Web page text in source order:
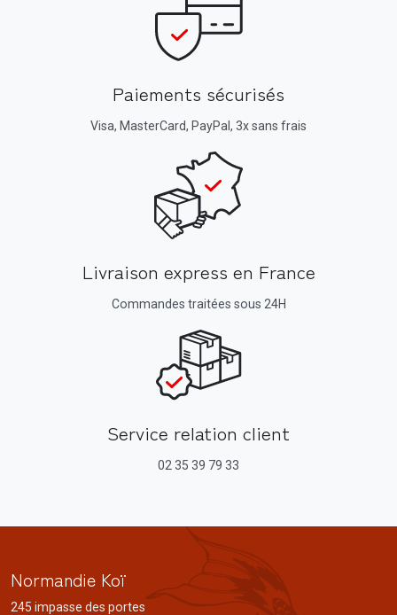
Paiements sécurisés
Visa, MasterCard, PayPal, 3x sans frais
Livraison express en France
Commandes traitées sous 24H
Service relation client
02 35 39 79 33
Normandie Koï
245 impasse des portes